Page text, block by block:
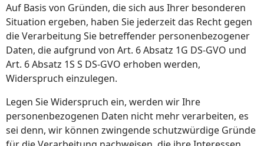
Auf Basis von Gründen, die sich aus Ihrer besonderen
Situation ergeben, haben Sie jederzeit das Recht gegen
die Verarbeitung Sie betreffender personenbezogener
Daten, die aufgrund von Art. 6 Absatz 1G DS-GVO und
Art. 6 Absatz 1S S DS-GVO erhoben werden,
Widerspruch einzulegen.
Legen Sie Widerspruch ein, werden wir Ihre
personenbezogenen Daten nicht mehr verarbeiten, es
sei denn, wir können zwingende schutzwürdige Gründe